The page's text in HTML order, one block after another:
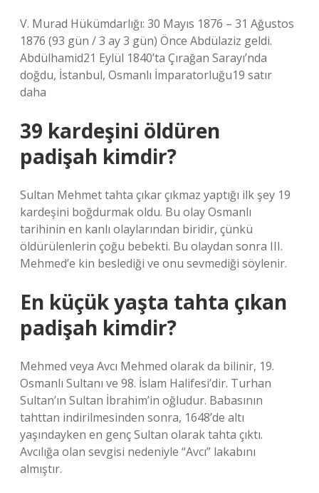
V. Murad Hükümdarlığı: 30 Mayıs 1876 – 31 Ağustos
1876 (93 gün / 3 ay 3 gün) Önce Abdülaziz geldi.
Abdülhamid21 Eylül 1840’ta Çırağan Sarayı’nda
doğdu, İstanbul, Osmanlı İmparatorluğu19 satır
daha
39 kardeşini öldüren
padişah kimdir?
Sultan Mehmet tahta çıkar çıkmaz yaptığı ilk şey 19
kardeşini boğdurmak oldu. Bu olay Osmanlı
tarihinin en kanlı olaylarından biridir, çünkü
öldürülenlerin çoğu bebekti. Bu olaydan sonra III.
Mehmed’e kin beslediği ve onu sevmediği söylenir.
En küçük yaşta tahta çıkan
padişah kimdir?
Mehmed veya Avcı Mehmed olarak da bilinir, 19.
Osmanlı Sultanı ve 98. İslam Halifesi’dir. Turhan
Sultan’ın Sultan İbrahim’in oğludur. Babasının
tahttan indirilmesinden sonra, 1648’de altı
yaşındayken en genç Sultan olarak tahta çıktı.
Avcılığa olan sevgisi nedeniyle “Avcı” lakabını
almıştır.